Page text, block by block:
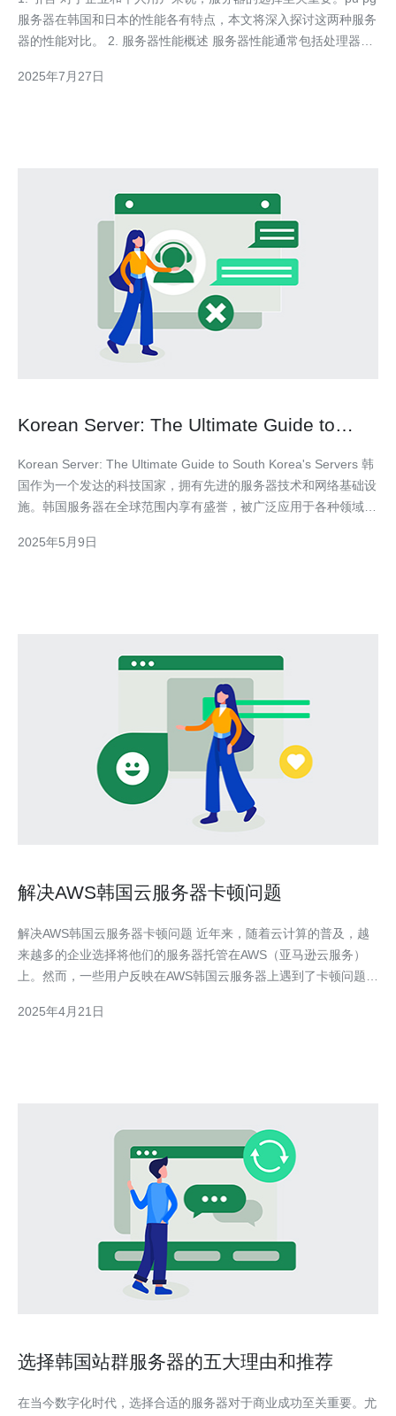
服务器在韩国和日本的性能各有特点，本文将深入探讨这两种服务
器的性能对比。 2. 服务器性能概述 服务器性能通常包括处理器速
2025年7月27日
Korean Server: The Ultimate Guide to
Korean Server: The Ultimate Guide to South Korea's Servers 韩
国作为一个发达的科技国家，拥有先进的服务器技术和网络基础设
施。韩国服务器在全球范围内享有盛誉，被广泛应用于各种领域，
和应用。 韩国服务器的优势主要
2025年5月9日
解决AWS韩国云服务器卡顿问题
解决AWS韩国云服务器卡顿问题 近年来，随着云计算的普及，越
来越多的企业选择将他们的服务器托管在AWS（亚马逊云服务）
上。然而，一些用户反映在AWS韩国云服务器上遇到了卡顿问题，
先，网络连接不稳定可能导致数据传输的延迟。其次，服务器资源
2025年4月21日
选择韩国站群服务器的五大理由和推荐
在当今数字化时代，选择合适的服务器对于商业成功至关重要。尤